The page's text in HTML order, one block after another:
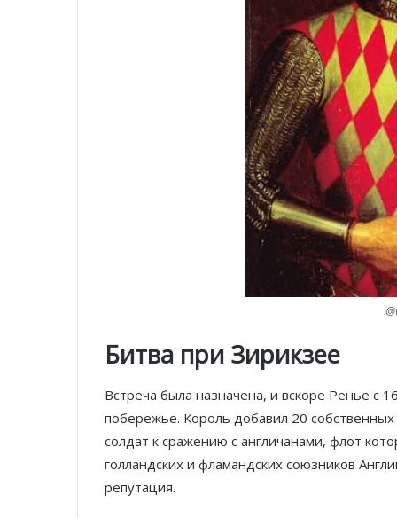
Битва при Зирикзее
Встреча была назначена, и вскоре Ренье с
побережье. Король добавил 20
солдат к сражению с англичанами, флот
голландских и фламандских союзников
репутация.